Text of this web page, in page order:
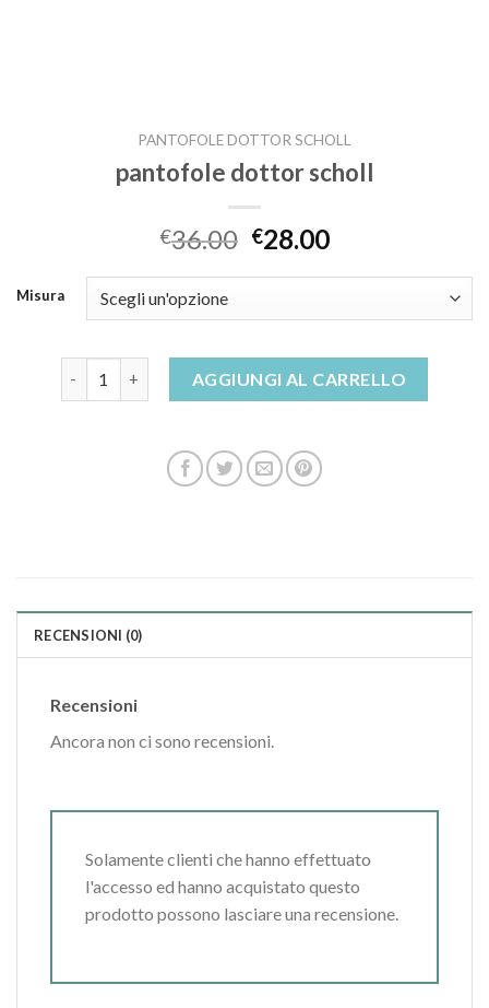
PANTOFOLE DOTTOR SCHOLL
pantofole dottor scholl
€36.00 €28.00
Misura
AGGIUNGI AL CARRELLO
RECENSIONI (0)
Recensioni
Ancora non ci sono recensioni.
Solamente clienti che hanno effettuato
l'accesso ed hanno acquistato questo
prodotto possono lasciare una recensione.